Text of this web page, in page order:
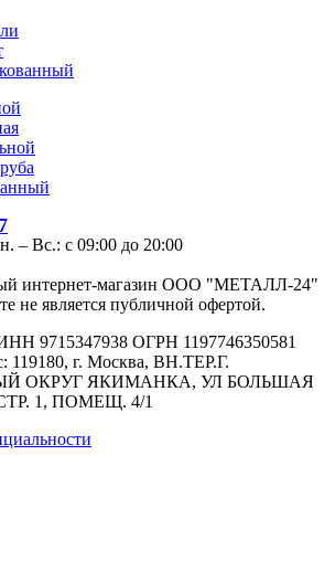
– Вс.: с 09:00 до 20:00
интернет-магазин ООО "МЕТАЛЛ-24"
не является публичной офертой.
9715347938 ОГРН 1197746350581
119180, г. Москва, ВН.ТЕР.Г.
ОКРУГ ЯКИМАНКА, УЛ БОЛЬШАЯ
1, ПОМЕЩ. 4/1